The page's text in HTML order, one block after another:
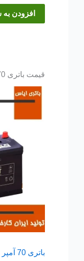
افزودن
قیمت باتری 70 آمپر برنا باتری
باتری 70 آمپر ایاس